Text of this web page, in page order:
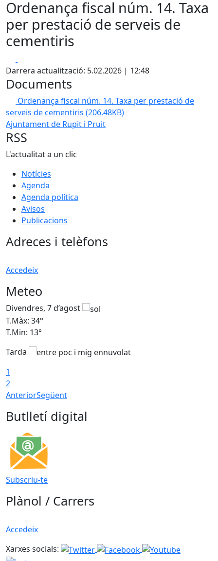
Ordenança fiscal núm. 14. Taxa
per prestació de serveis de
cementiris
Darrera actualització: 5.02.2026 | 12:48
Documents
Ordenança fiscal núm. 14. Taxa per prestació de
serveis de cementiris (206.48KB)
Ajuntament de Rupit i Pruit
RSS
L'actualitat a un clic
Notícies
Agenda
Agenda política
Avisos
Publicacions
Adreces i telèfons
Accedeix
Meteo
Divendres, 7 d’agost
T.Màx: 34°
T.Min: 13°
Tarda
1
2
AnteriorSegüent
Butlletí digital
Subscriu-te
Plànol / Carrers
Accedeix
Xarxes socials: